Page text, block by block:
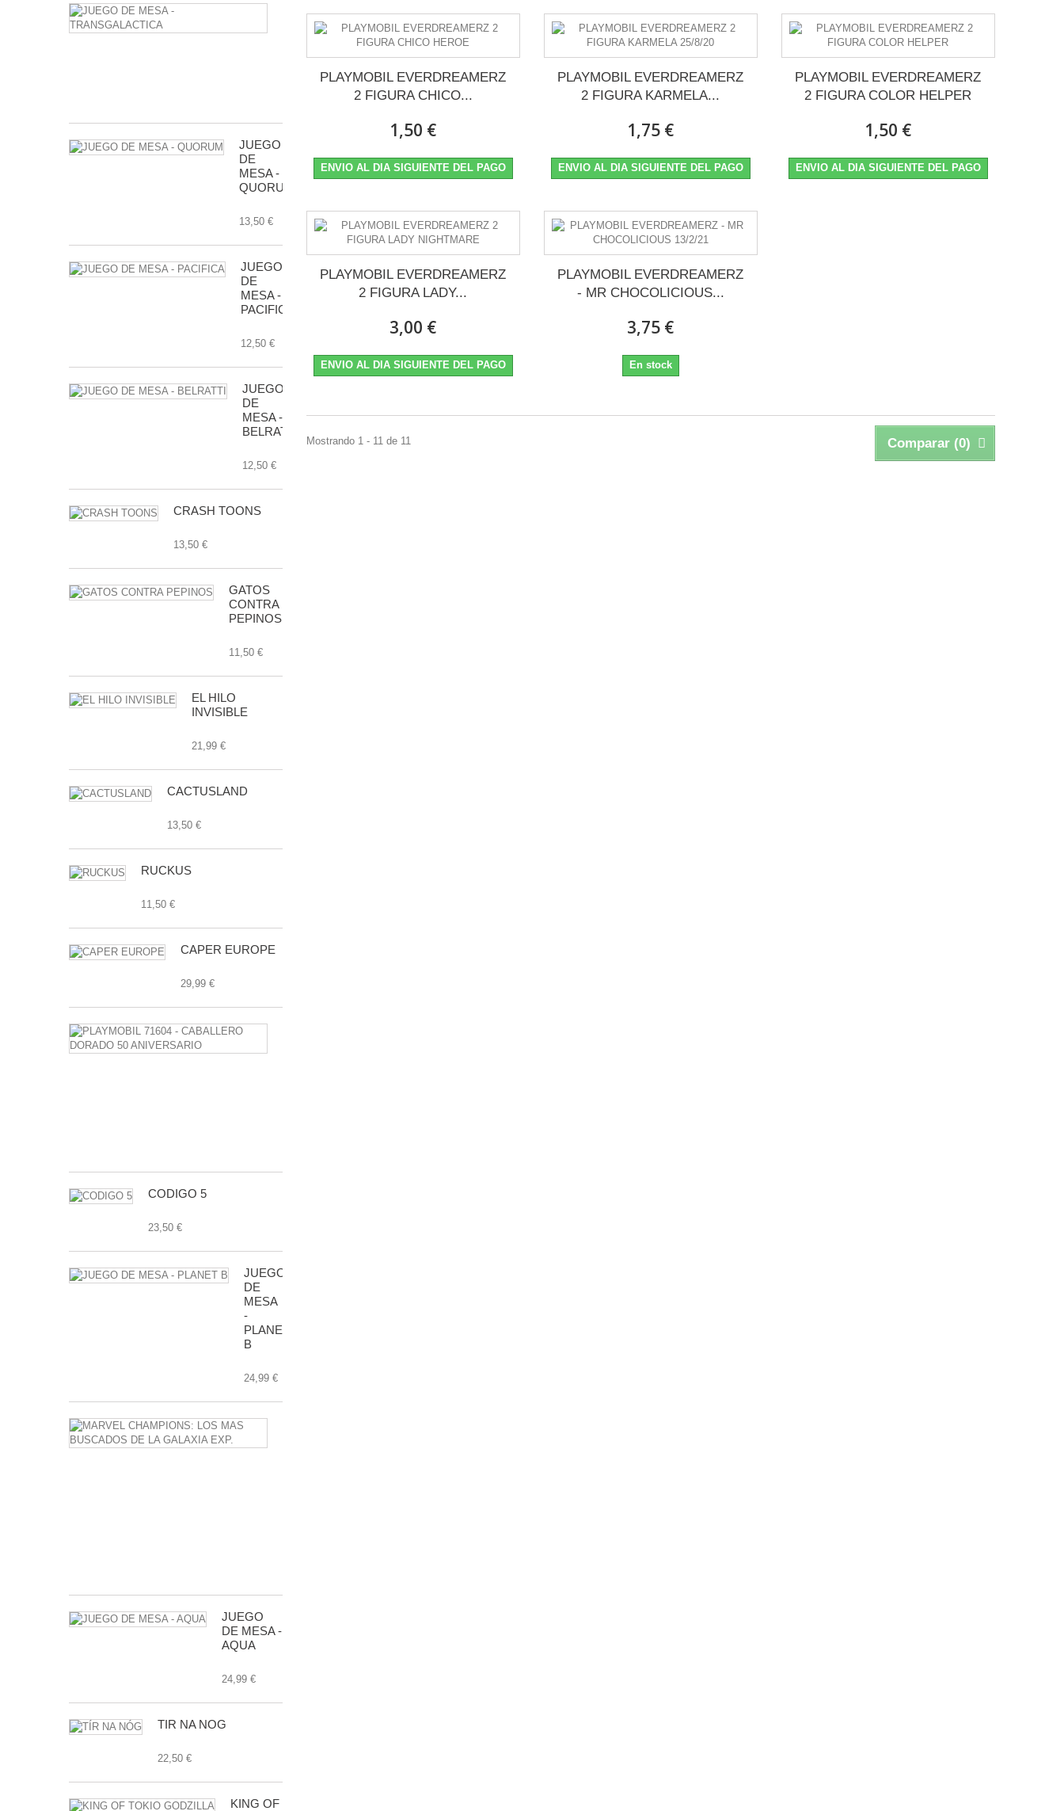
MESA
JUEGO
DE
MESA -
QUORUM
13,50 €
JUEGO
DE
MESA -
PACIFICA
12,50 €
JUEGO
DE
MESA -
BELRATTI
12,50 €
CRASH TOONS
13,50 €
GATOS
CONTRA
PEPINOS
11,50 €
EL HILO
INVISIBLE
21,99 €
CACTUSLAND
13,50 €
RUCKUS
11,50 €
CAPER EUROPE
29,99 €
CODIGO 5
23,50 €
JUEGO
DE
MESA
-
PLANET
B
24,99 €
JUEGO
DE MESA -
AQUA
24,99 €
TÍR NA NÓG
22,50 €
KING OF
PLAYMOBIL EVERDREAMERZ
2 FIGURA CHICO...
1,50 €
ENVIO AL DIA SIGUIENTE DEL PAGO
PLAYMOBIL EVERDREAMERZ
2 FIGURA KARMELA...
1,75 €
ENVIO AL DIA SIGUIENTE DEL PAGO
PLAYMOBIL EVERDREAMERZ
2 FIGURA COLOR HELPER
1,50 €
ENVIO AL DIA SIGUIENTE DEL PAGO
PLAYMOBIL EVERDREAMERZ
2 FIGURA LADY...
3,00 €
ENVIO AL DIA SIGUIENTE DEL PAGO
PLAYMOBIL EVERDREAMERZ
- MR CHOCOLICIOUS...
3,75 €
En stock
Comparar (0)
Mostrando 1 - 11 de 11